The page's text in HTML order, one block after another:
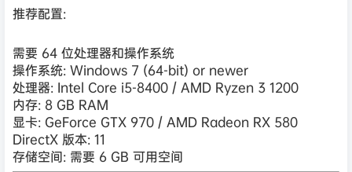
推荐配置:
需要 64 位处理器和操作系统
操作系统: Windows 7 (64-bit) or newer
处理器: Intel Core i5-8400 / AMD Ryzen 3 1200
内存: 8 GB RAM
显卡: GeForce GTX 970 / AMD Radeon RX 580
DirectX 版本: 11
存储空间: 需要 6 GB 可用空间